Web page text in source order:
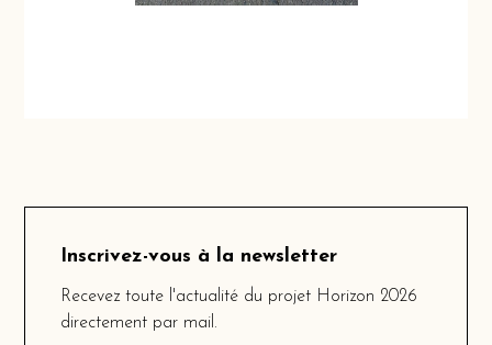
Inscrivez-vous à la newsletter
Recevez toute l'actualité du projet Horizon 2026
directement par mail.